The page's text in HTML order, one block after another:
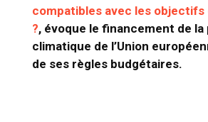
compatibles avec les objectifs
?, évoque le financement de la
climatique de l’Union
de ses règles budgétaires.